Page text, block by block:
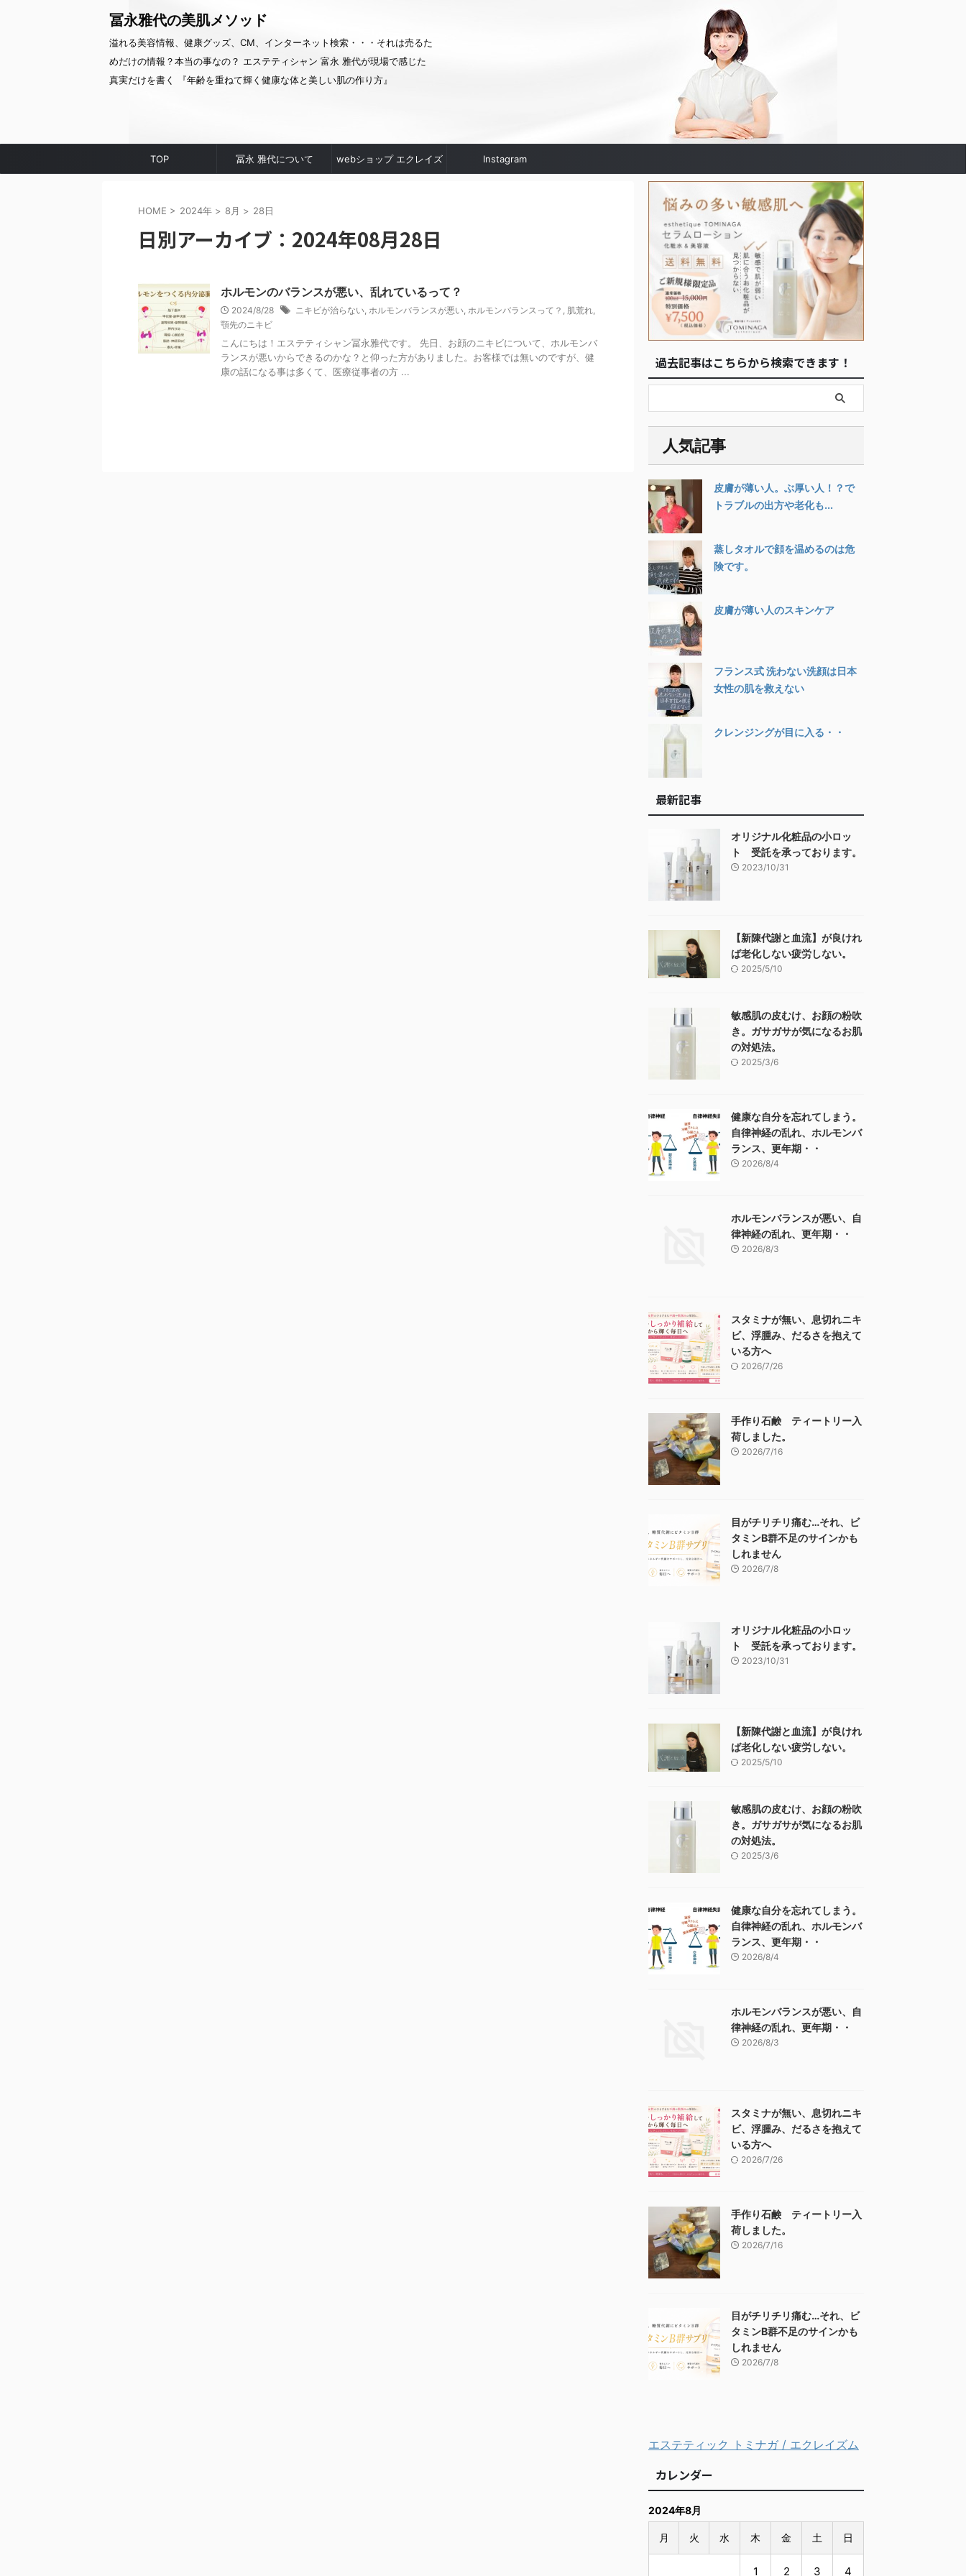
冨永雅代の美肌メソッド
溢れる美容情報、健康グッズ、CM、インターネット検索・・・それは売るた
めだけの情報？本当の事なの？ エステティシャン 富永 雅代が現場で感じた
真実だけを書く 『年齢を重ねて輝く健康な体と美しい肌の作り方』
TOP 冨永 雅代について webショップ エクレイズ Instagram
HOME > 2024年 > 8月 > 28日
日別アーカイブ：2024年08月28日
ホルモンのバランスが悪い、乱れているって？
2024/8/28 ニキビが治らない, ホルモンバランスが悪い, ホルモンバランスって？ , 肌荒れ,
顎先のニキビ
こんにちは！エステティシャン冨永雅代です。 先日、お顔のニキビについて、ホルモンバ
ランスが悪いからできるのかな？と仰った方がありました。お客様では無いのですが、健
康の話になる事は多くて、医療従事者の方 ...
過去記事はこちらから検索できます！
人気記事
皮膚が薄い人。ぶ厚い人！？で
トラブルの出方や老化も...
蒸しタオルで顔を温めるのは危
険です。
皮膚が薄い人のスキンケア
フランス式 洗わない洗顔は日本
女性の肌を救えない
クレンジングが目に入る・・
最新記事
オリジナル化粧品の小ロッ
ト 受託を承っております。
2023/10/31
【新陳代謝と血流】が良けれ
ば老化しない疲労しない。
2025/5/10
敏感肌の皮むけ、お顔の粉吹
き。ガサガサが気になるお肌
の対処法。
2025/3/6
健康な自分を忘れてしまう。
自律神経の乱れ、ホルモンバ
ランス、更年期・・
2026/8/4
ホルモンバランスが悪い、自
律神経の乱れ、更年期・・
2026/8/3
スタミナが無い、息切れニキ
ビ、浮腫み、だるさを抱えて
いる方へ
2026/7/26
手作り石鹸 ティートリー入
荷しました。
2026/7/16
目がチリチリ痛む…それ、ビ
タミンB群不足のサインかも
しれません
2026/7/8
オリジナル化粧品の小ロッ
ト 受託を承っております。
2023/10/31
【新陳代謝と血流】が良けれ
ば老化しない疲労しない。
2025/5/10
敏感肌の皮むけ、お顔の粉吹
き。ガサガサが気になるお肌
の対処法。
2025/3/6
健康な自分を忘れてしまう。
自律神経の乱れ、ホルモンバ
ランス、更年期・・
2026/8/4
ホルモンバランスが悪い、自
律神経の乱れ、更年期・・
2026/8/3
スタミナが無い、息切れニキ
ビ、浮腫み、だるさを抱えて
いる方へ
2026/7/26
手作り石鹸 ティートリー入
荷しました。
2026/7/16
目がチリチリ痛む…それ、ビ
タミンB群不足のサインかも
しれません
2026/7/8
エステティック トミナガ / エクレイズム
カレンダー
2024年8月
月 火 水 木 金 土 日
1 2 3 4